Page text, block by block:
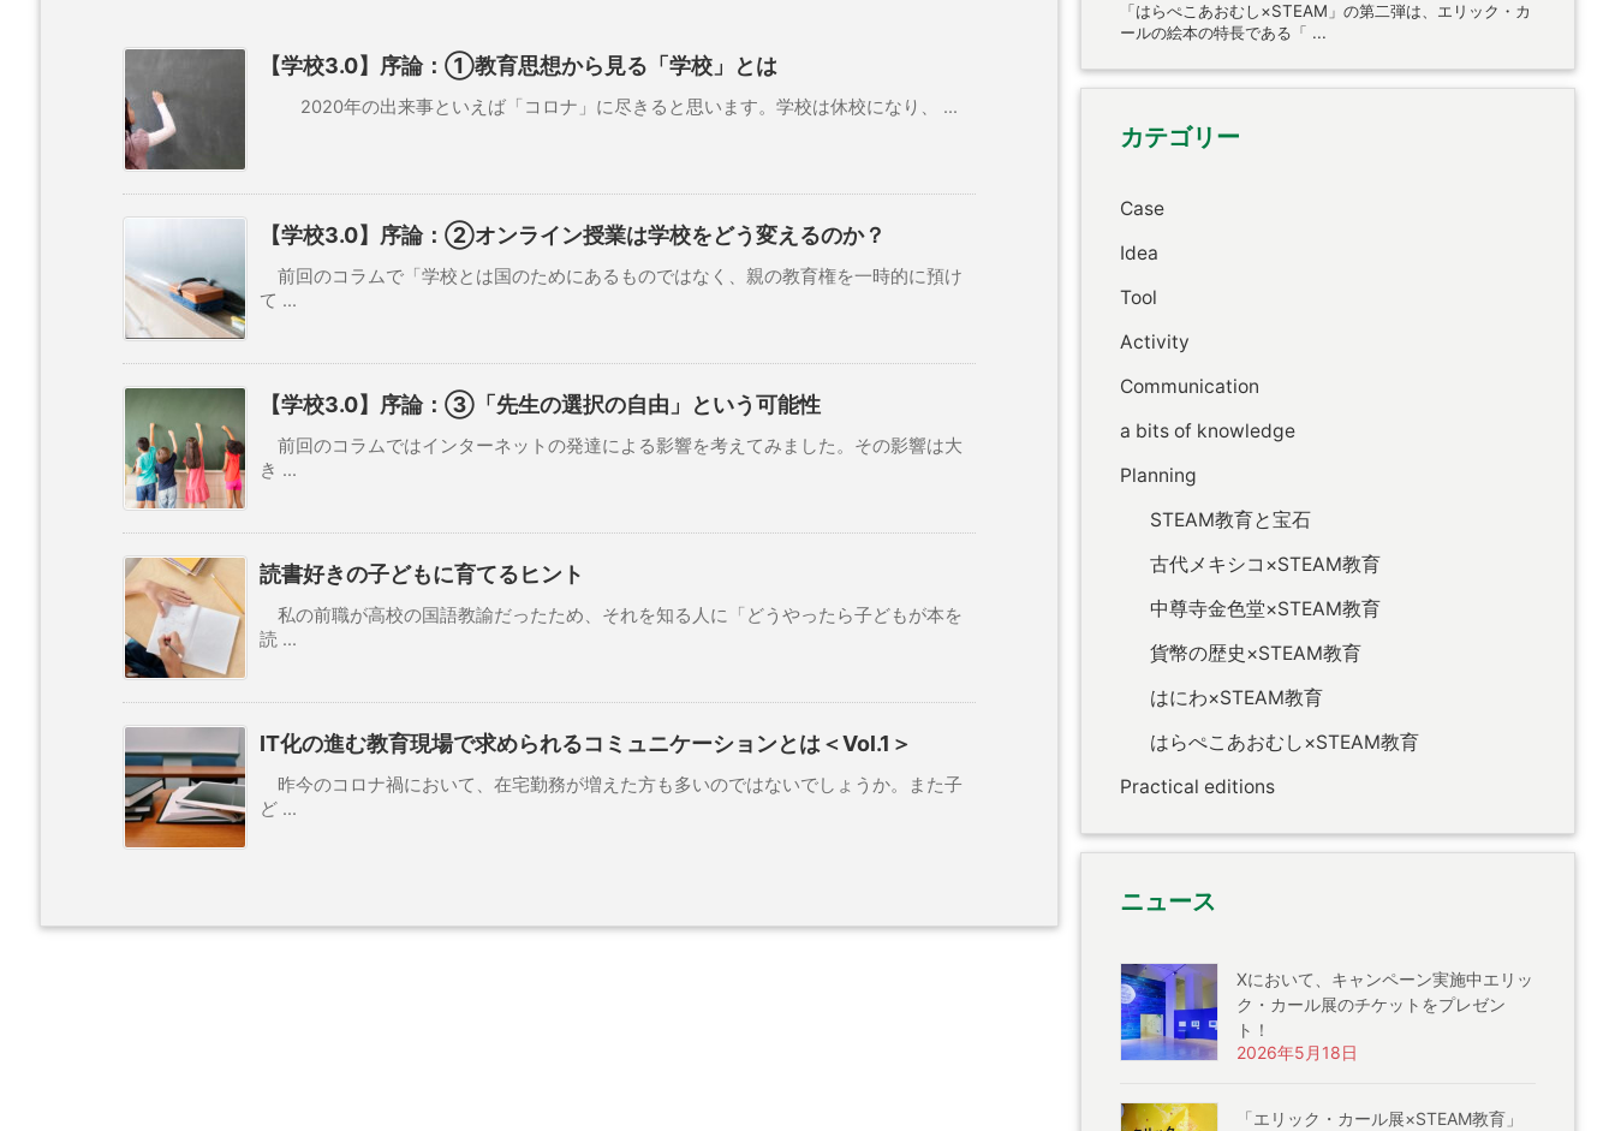
【学校3.0】序論：①教育思想から見る「学校」とは
2020年の出来事といえば「コロナ」に尽きると思います。学校は休校になり、 ...
【学校3.0】序論：②オンライン授業は学校をどう変えるのか？
前回のコラムで「学校とは国のためにあるものではなく、親の教育権を一時的に預け
て ...
【学校3.0】序論：③「先生の選択の自由」という可能性
前回のコラムではインターネットの発達による影響を考えてみました。その影響は大
き ...
読書好きの子どもに育てるヒント
私の前職が高校の国語教諭だったため、それを知る人に「どうやったら子どもが本を
読 ...
IT化の進む教育現場で求められるコミュニケーションとは＜Vol.1＞
昨今のコロナ禍において、在宅勤務が増えた方も多いのではないでしょうか。また子
ど ...
「はらぺこあおむし×STEAM」の第二弾は、エリック・カ
ールの絵本の特長である「 ...
カテゴリー
Case
Idea
Tool
Activity
Communication
a bits of knowledge
Planning
STEAM教育と宝石
古代メキシコ×STEAM教育
中尊寺金色堂×STEAM教育
貨幣の歴史×STEAM教育
はにわ×STEAM教育
はらぺこあおむし×STEAM教育
Practical editions
ニュース
Xにおいて、キャンペーン実施中エリッ
ク・カール展のチケットをプレゼン
ト！
2026年5月18日
「エリック・カール展×STEAM教育」